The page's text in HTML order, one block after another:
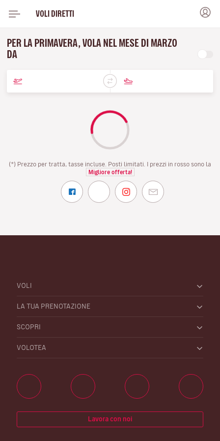
VOLI DIRETTI
PER LA PRIMAVERA, VOLA NEL MESE DI MARZO
DA
(*) Prezzo per tratta, tasse incluse. Posti limitati. I prezzi in rosso sono la
Migliore offerta!
VOLI
LA TUA PRENOTAZIONE
SCOPRI
VOLOTEA
Lavora con noi